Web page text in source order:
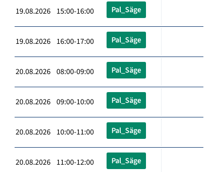
19.08.2026 15:00-16:00 Pal_Säge
19.08.2026 16:00-17:00 Pal_Säge
20.08.2026 08:00-09:00 Pal_Säge
20.08.2026 09:00-10:00 Pal_Säge
20.08.2026 10:00-11:00 Pal_Säge
20.08.2026 11:00-12:00 Pal_Säge